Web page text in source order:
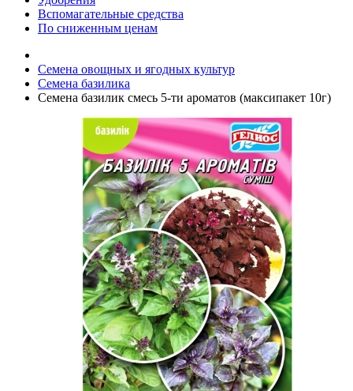
Вспомагательные средства
По сниженным ценам
Семена овощных и ягодных культур
Семена базилика
Семена базилик смесь 5-ти ароматов (максипакет 10г)